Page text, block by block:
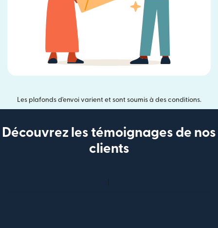
Les plafonds d'envoi varient et sont soumis à des conditions.
Découvrez les témoignages de nos
clients